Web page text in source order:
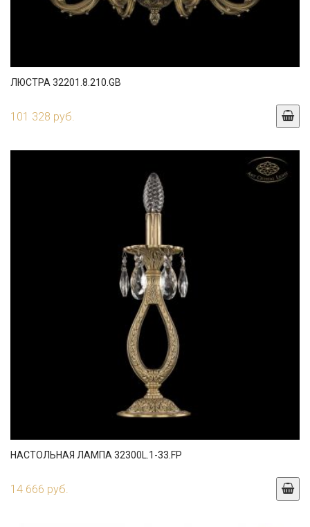
ЛЮСТРА 32201.8.210.GB
101 328 руб.
НАСТОЛЬНАЯ ЛАМПА 32300L.1-33.FP
14 666 руб.